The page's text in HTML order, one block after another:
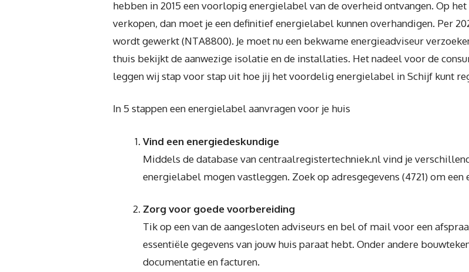
hebben in 2015 een voorlopig energielabel van de overheid ontvangen. Op
verkopen, dan moet je een definitief energielabel kunnen overhandigen. Per
wordt gewerkt (NTA8800). Je moet nu een bekwame energieadviseur
thuis bekijkt de aanwezige isolatie en de installaties. Het nadeel voor de
leggen wij stap voor stap uit hoe jij het voordelig energielabel in Schijf kunt
In 5 stappen een energielabel aanvragen voor je huis
Vind een energiedeskundige
Middels de database van centraalregistertechniek.nl vind je
energielabel mogen vastleggen. Zoek op adresgegevens (4721) om
Zorg voor goede voorbereiding
Tik op een van de aangesloten adviseurs en bel of mail voor een
essentiële gegevens van jouw huis paraat hebt. Onder andere
documentatie en facturen.